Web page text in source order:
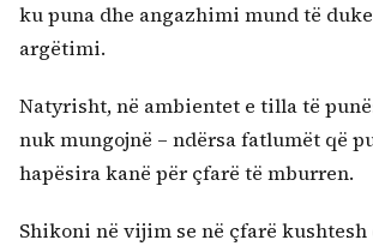
ku puna dhe angazhimi mund të
argëtimi.
Natyrisht, në ambientet e tilla të
nuk mungojnë – ndërsa fatlumët që
hapësira kanë për çfarë të mburren.
Shikoni në vijim se në çfarë